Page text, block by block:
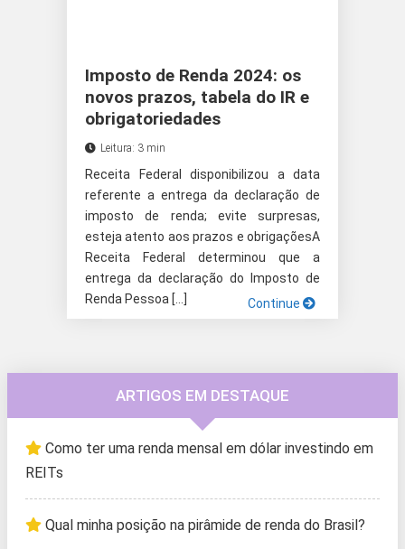
Imposto de Renda 2024: os
novos prazos, tabela do IR e
obrigatoriedades
Leitura: 3 min
Receita Federal disponibilizou a data
referente a entrega da declaração de
imposto de renda; evite surpresas,
esteja atento aos prazos e obrigaçõesA
Receita Federal determinou que a
entrega da declaração do Imposto de
Renda Pessoa […]
Continue
ARTIGOS EM DESTAQUE
Como ter uma renda mensal em dólar investindo em
REITs
Qual minha posição na pirâmide de renda do Brasil?